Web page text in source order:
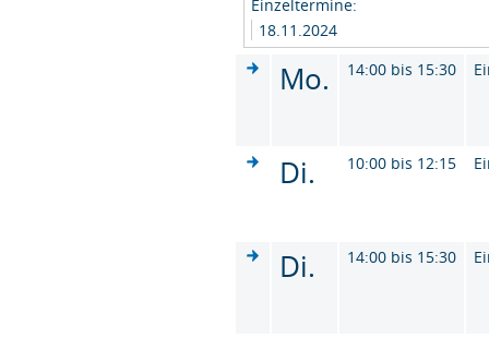
Einzeltermine:
18.11.2024
Mo. 14:00 bis 15:30
Di. 10:00 bis 12:15
Di. 14:00 bis 15:30